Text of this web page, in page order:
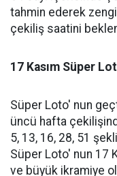
tahmin ederek
çekiliş saatini
17 Kasım Süper
Süper Loto' nun
üncü hafta
5, 13, 16, 28, 51
Süper Loto' nun 17
ve büyük ikramiye